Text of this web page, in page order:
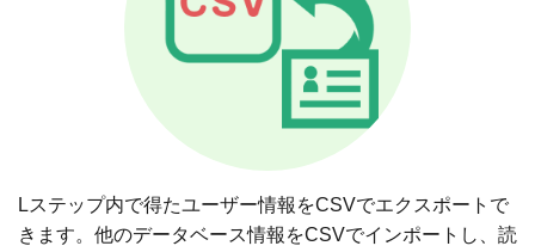
Lステップ内で得たユーザー情報をCSVでエクスポートで
きます。他のデータベース情報をCSVでインポートし、読